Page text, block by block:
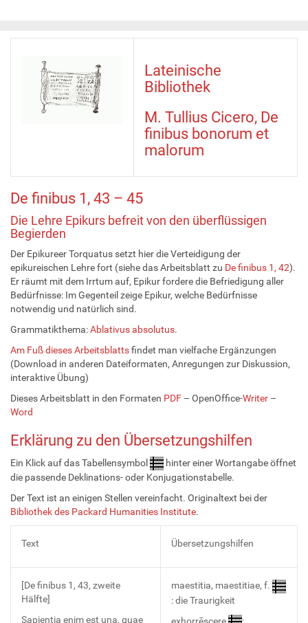
Lateinische
Bibliothek
M. Tullius Cicero, De
finibus bonorum et
malorum
De finibus 1, 43 – 45
Die Lehre Epikurs befreit von den überflüssigen
Begierden
Der Epikureer Torquatus setzt hier die Verteidigung der
epikureischen Lehre fort (siehe das Arbeitsblatt zu De finibus 1, 42).
Er räumt mit dem Irrtum auf, Epikur fordere die Befriedigung aller
Bedürfnisse: Im Gegenteil zeige Epikur, welche Bedürfnisse
notwendig und natürlich sind.
Grammatikthema:Ablativus absolutus.
Am Fuß dieses Arbeitsblattsfindet man vielfache Ergänzungen
(Download in anderen Dateiformaten, Anregungen zur Diskussion,
interaktive Übung)
Dieses Arbeitsblatt in den Formaten PDF – OpenOffice-Writer –
Word
Erklärung zu den Übersetzungshilfen
Ein Klick auf das Tabellensymbol
hinter einer Wortangabe öffnet
die passende Deklinations- oder Konjugationstabelle.
Der Text ist an einigen Stellen vereinfacht. Originaltext bei der
Bibliothek des Packard Humanities Institute.
Text Übersetzungshilfen
[De finibus 1, 43, zweite
Hälfte]
Sapientia enim est una, quae
maestitia, maestitiae, f.
: die Traurigkeit
exhorrēscere
: